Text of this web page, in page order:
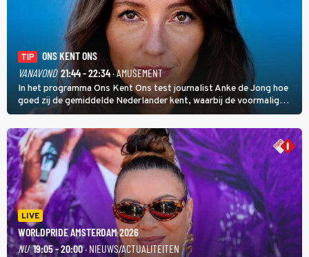
TIP
ONS KENT ONS
VANAVOND 21:44 - 22:34· AMUSEMENT
In het programma Ons Kent Ons test journalist Anke de Jong hoe
goed zij de gemiddelde Nederlander kent, waarbij de voormalig
hoofdredacteur van modebladen Glamour en Elle het samen met
rapper Keizer opneemt tegen Edson da Graça en Marc-Marie
Huijbregts.
LIVE
WORLDPRIDE AMSTERDAM 2026
NU 19:05 - 20:00· NIEUWS/ACTUALITEITEN